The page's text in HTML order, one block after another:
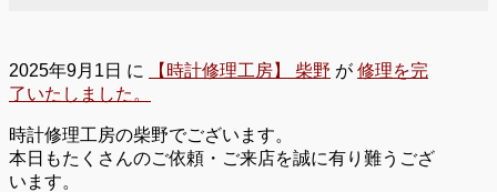
2025年9月1日 に 【時計修理工房】 柴野 が 修理を完
了いたしました。
時計修理工房の柴野でございます。
本日もたくさんのご依頼・ご来店を誠に有り難うござ
います。